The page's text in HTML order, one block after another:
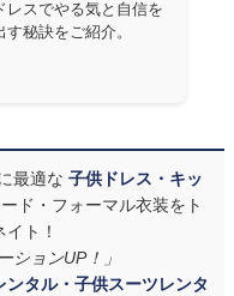
レスでやる気と自信を
す秘訣をご紹介。
最適な 子供ドレス・キッ
ド・フォーマル衣装をト
ト！
ベーションUP！」
タル・子供スーツレンタ